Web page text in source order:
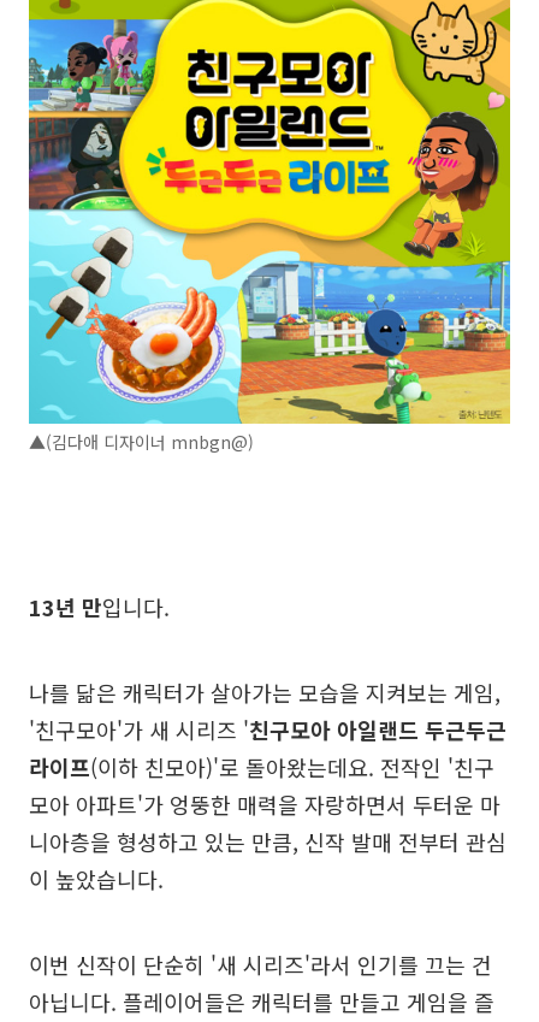
▲(김다애 디자이너 mnbgn@)
13년 만입니다.
나를 닮은 캐릭터가 살아가는 모습을 지켜보는 게임,
'친구모아'가 새 시리즈 '친구모아 아일랜드 두근두근
라이프(이하 친모아)'로 돌아왔는데요. 전작인 '친구
모아 아파트'가 엉뚱한 매력을 자랑하면서 두터운 마
니아층을 형성하고 있는 만큼, 신작 발매 전부터 관심
이 높았습니다.
이번 신작이 단순히 '새 시리즈'라서 인기를 끄는 건
아닙니다. 플레이어들은 캐릭터를 만들고 게임을 즐